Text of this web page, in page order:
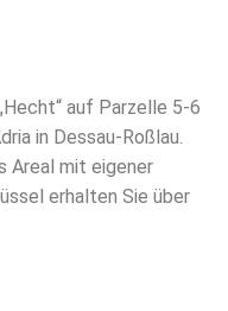
auf Parzelle 5-6
in Dessau-Roßlau.
Areal mit eigener
erhalten Sie über